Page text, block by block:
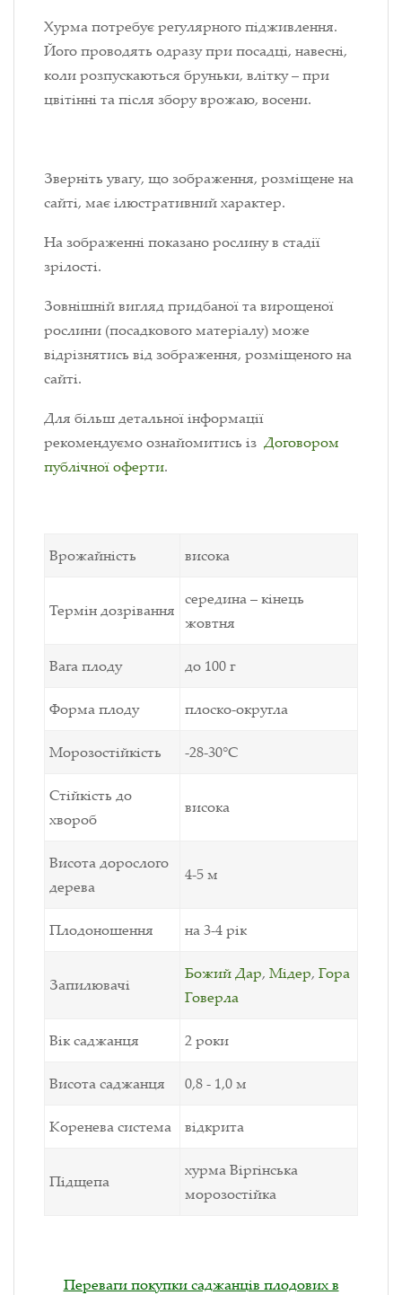
Хурма потребує регулярного підживлення.
Його проводять одразу при посадці, навесні,
коли розпускаються бруньки, влітку – при
цвітінні та після збору врожаю, восени.
Зверніть увагу, що зображення, розміщене на
сайті, має ілюстративний характер.
На зображенні показано рослину в стадії
зрілості.
Зовнішній вигляд придбаної та вирощеної
рослини (посадкового матеріалу) може
відрізнятись від зображення, розміщеного на
сайті.
Для більш детальної інформації
рекомендуємо ознайомитись із Договором
публічної оферти.
Врожайність висока
Термін дозрівання
середина – кінець
жовтня
Вага плоду до 100 г
Форма плоду плоско-округла
Морозостійкість -28-30°С
Стійкість до
хвороб
висока
Висота дорослого
дерева
4-5 м
Плодоношення на 3-4 рік
Запилювачі
Божий Дар, Мідер, Гора
Говерла
Вік саджанця 2 роки
Висота саджанця 0,8 - 1,0 м
Коренева система відкрита
Підщепа
хурма Віргінська
морозостійка
Переваги покупки саджанців плодових в